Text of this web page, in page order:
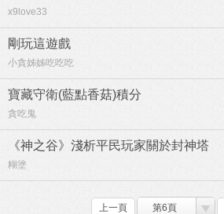
x9love33
剛玩這遊戲
小貪姊姊吃吃吃
寶藏守衛(藍點香菇)積分
貪吃鬼
《神之谷》淺析平民玩家關於封神塔
糊塗
上一頁 第6頁